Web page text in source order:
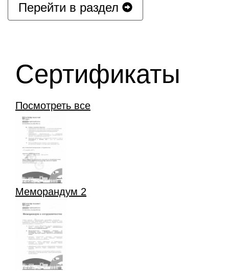
Перейти в раздел
Cертификаты
Посмотреть все
Меморандум 2